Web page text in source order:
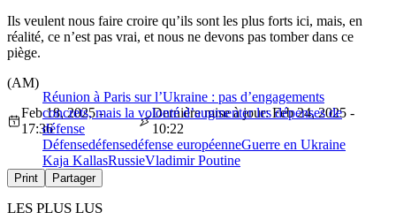
Ils veulent nous faire croire qu’ils sont les plus forts ici, mais, en
réalité, ce n’est pas vrai, et nous ne devons pas tomber dans ce
piège.
Réunion à Paris sur l’Ukraine : pas d’engagements
concrets, mais la volonté d’augmenter les dépenses de
défense
(AM)
Feb 18, 2025 -
17:36
Dernière mise à jour: Feb 24, 2025 -
10:22
Défensedéfensedéfense européenneGuerre en Ukraine
Kaja KallasRussieVladimir Poutine
Print Partager
LES PLUS LUS